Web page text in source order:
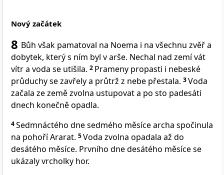
Nový začátek
8 Bůh však pamatoval na Noema i na všechnu zvěř a
dobytek, který s ním byl v arše. Nechal nad zemí vát
vítr a voda se utišila. 2 Prameny propasti i nebeské
průduchy se zavřely a průtrž z nebe přestala. 3Voda
začala ze země zvolna ustupovat a po sto padesáti
dnech konečně opadla.
4Sedmnáctého dne sedmého měsíce archa spočinula
na pohoří Ararat. 5Voda zvolna opadala až do
desátého měsíce. Prvního dne desátého měsíce se
ukázaly vrcholky hor.